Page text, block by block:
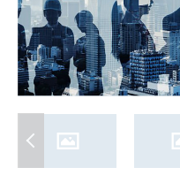
养老